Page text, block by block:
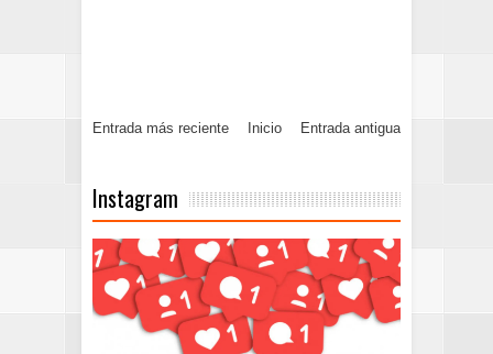
Entrada más reciente Entrada antigua
Inicio
Instagram